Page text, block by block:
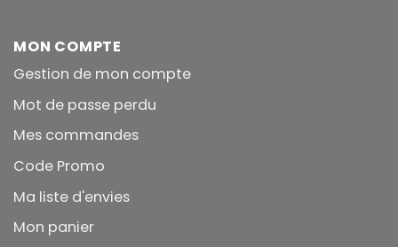
MON COMPTE
Gestion de mon compte
Mot de passe perdu
Mes commandes
Code Promo
Ma liste d'envies
Mon panier